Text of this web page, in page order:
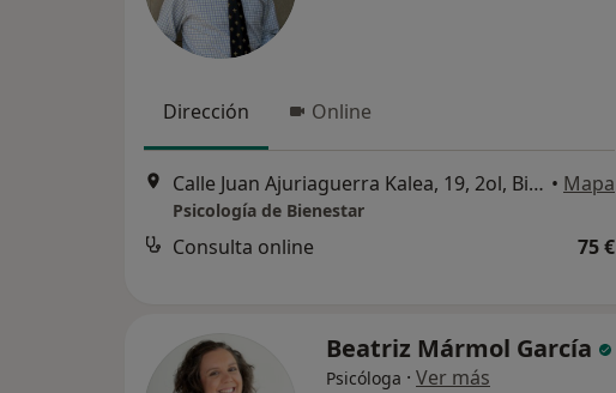
Dirección Online
Calle Juan Ajuriaguerra Kalea, 19, 2ol, Bilbao • Mapa
Psicología de Bienestar
Consulta online 75 €
Beatriz Mármol García
Psicóloga · Ver más